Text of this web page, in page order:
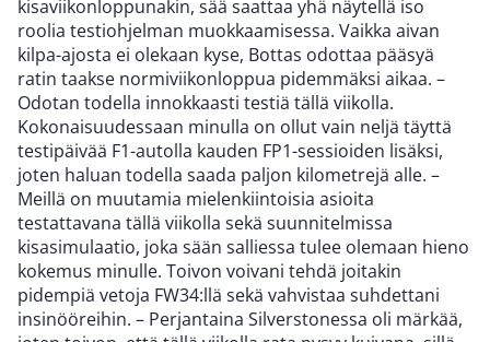
kisaviikonloppunakin, sää saattaa yhä näytellä iso
roolia testiohjelman muokkaamisessa. Vaikka aivan
kilpa-ajosta ei olekaan kyse, Bottas odottaa pääsyä
ratin taakse normiviikonloppua pidemmäksi aikaa. –
Odotan todella innokkaasti testiä tällä viikolla.
Kokonaisuudessaan minulla on ollut vain neljä täyttä
testipäivää F1-autolla kauden FP1-sessioiden lisäksi,
joten haluan todella saada paljon kilometrejä alle. –
Meillä on muutamia mielenkiintoisia asioita
testattavana tällä viikolla sekä suunnitelmissa
kisasimulaatio, joka sään salliessa tulee olemaan hieno
kokemus minulle. Toivon voivani tehdä joitakin
pidempiä vetoja FW34:llä sekä vahvistaa suhdettani
insinööreihin. – Perjantaina Silverstonessa oli märkää,